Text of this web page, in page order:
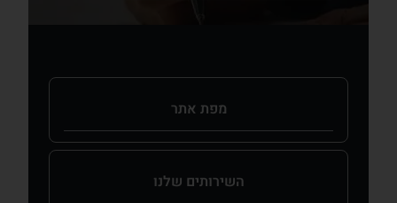
מפת אתר​
השירותים שלנו​